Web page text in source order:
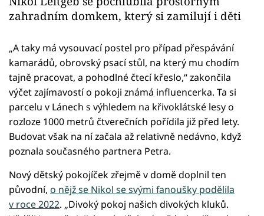
zahradním domkem, který si zamilují i děti
„A taky má vysouvací postel pro případ přespávání
kamarádů, obrovský psací stůl, na který mu chodím
tajně pracovat, a pohodlné čtecí křeslo,“ zakončila
výčet zajímavostí o pokoji známá influencerka. Ta si
parcelu v Lánech s výhledem na křivoklátské lesy o
rozloze 1000 metrů čtverečních pořídila již před lety.
Budovat však na ní začala až relativně nedávno, když
poznala současného partnera Petra.
Nový dětský pokojíček zřejmě v domě doplnil ten
původní, o nějž se Nikol se svými fanoušky podělila
v roce 2022. „Divoký pokoj našich divokých kluků.